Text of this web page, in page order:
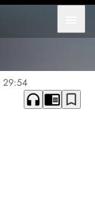
29:54
headphones chrome_reader_mode bookmark_border